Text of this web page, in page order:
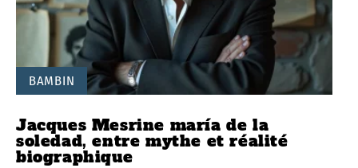
BAMBIN
Jacques Mesrine maría de la
soledad, entre mythe et réalité
biographique